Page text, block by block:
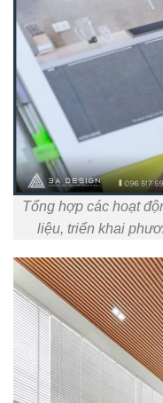
Tổng hợp các hoạt
liệu, triển khai